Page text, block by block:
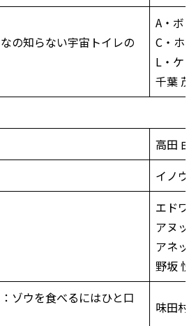
の知らない宇宙トイレの
A・ボ
C・ホ
L・ケ
千葉
高田
イノウ
エドワ
アヌッ
アネッ
野坂
ゾウを食べるにはひと口
味田村